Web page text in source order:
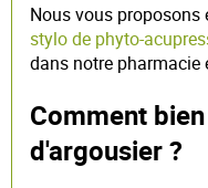
Nous vous
stylo de phyto-
dans notre pharmacie
Comment
d'argousier ?